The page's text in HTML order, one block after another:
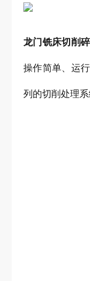
龙门铣床切削
操作简单、运
列的切削处理
2.输
3.链板
4、
5.
6.体积
7..链板
8..一体